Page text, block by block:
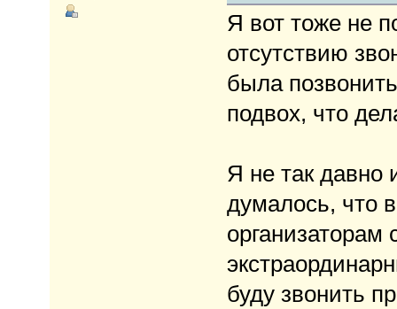
Я вот тоже не
отсутствию
была
подвох, что
Я не так давно
думалось, что
организаторам
буду звонить